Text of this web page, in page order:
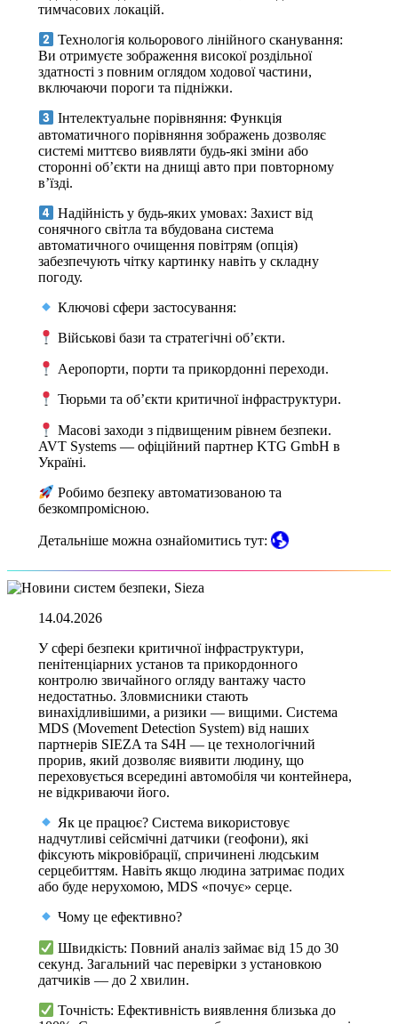
тимчасових локацій.
Технологія кольорового лінійного сканування:
Ви отримуєте зображення високої роздільної
здатності з повним оглядом ходової частини,
включаючи пороги та підніжки.
Інтелектуальне порівняння: Функція
автоматичного порівняння зображень дозволяє
системі миттєво виявляти будь-які зміни або
сторонні об’єкти на днищі авто при повторному
в’їзді.
Надійність у будь-яких умовах: Захист від
сонячного світла та вбудована система
автоматичного очищення повітрям (опція)
забезпечують чітку картинку навіть у складну
погоду.
Ключові сфери застосування:
Військові бази та стратегічні об’єкти.
Аеропорти, порти та прикордонні переходи.
Тюрьми та об’єкти критичної інфраструктури.
Масові заходи з підвищеним рівнем безпеки.
AVT Systems — офіційний партнер KTG GmbH в
Україні.
Робимо безпеку автоматизованою та
безкомпромісною.
Детальніше можна ознайомитись тут:
14.04.2026
У сфері безпеки критичної інфраструктури,
пенітенціарних установ та прикордонного
контролю звичайного огляду вантажу часто
недостатньо. Зловмисники стають
винахідливішими, а ризики — вищими. Система
MDS (Movement Detection System) від наших
партнерів SIEZA та S4H — це технологічний
прорив, який дозволяє виявити людину, що
переховується всередині автомобіля чи контейнера,
не відкриваючи його.
Як це працює? Система використовує
надчутливі сейсмічні датчики (геофони), які
фіксують мікровібрації, спричинені людським
серцебиттям. Навіть якщо людина затримає подих
або буде нерухомою, MDS «почує» серце.
Чому це ефективно?
Швидкість: Повний аналіз займає від 15 до 30
секунд. Загальний час перевірки з установкою
датчиків — до 2 хвилин.
Точність: Ефективність виявлення близька до